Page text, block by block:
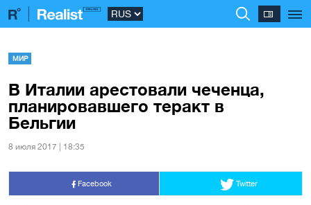
МИР
В Италии арестовали чеченца,
планировавшего теракт в
Бельгии
8 июля 2017 | 18:35
Facebook Twitter